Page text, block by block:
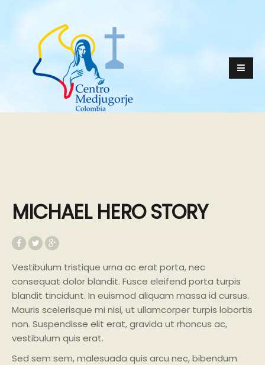
MICHAEL HERO STORY
Vestibulum tristique urna ac erat porta, nec
consequat dolor blandit. Fusce eleifend porta turpis
blandit tincidunt. In euismod aliquam massa id cursus.
Mauris scelerisque mi nisi, ut ullamcorper turpis lobortis
non. Suspendisse elit erat, gravida ut rhoncus ac,
vestibulum quis erat.
Sed sem sem, malesuada quis arcu nec, bibendum